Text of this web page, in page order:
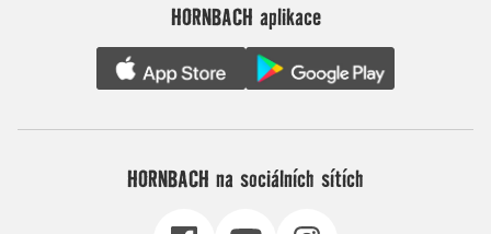
HORNBACH aplikace
HORNBACH na sociálních sítích